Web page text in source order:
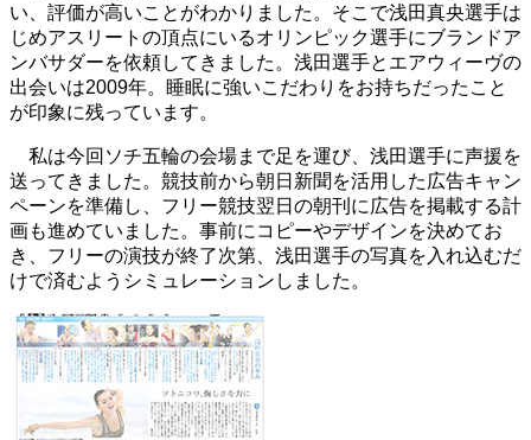
い、評価が高いことがわかりました。そこで浅田真央選手は
じめアスリートの頂点にいるオリンピック選手にブランドア
ンバサダーを依頼してきました。浅田選手とエアウィーヴの
出会いは2009年。睡眠に強いこだわりをお持ちだったこと
が印象に残っています。
私は今回ソチ五輪の会場まで足を運び、浅田選手に声援を
送ってきました。競技前から朝日新聞を活用した広告キャン
ペーンを準備し、フリー競技翌日の朝刊に広告を掲載する計
画も進めていました。事前にコピーやデザインを決めてお
き、フリーの演技が終了次第、浅田選手の写真を入れ込むだ
けで済むようシミュレーションしました。